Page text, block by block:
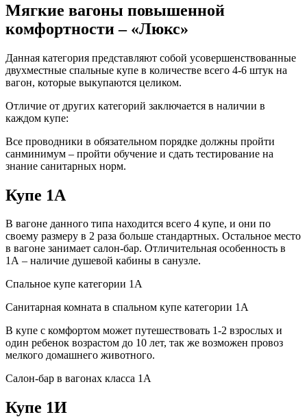
Мягкие вагоны повышенной
комфортности – «Люкс»
Данная категория представляют собой усовершенствованные
двухместные спальные купе в количестве всего 4-6 штук на
вагон, которые выкупаются целиком.
Отличие от других категорий заключается в наличии в
каждом купе:
Все проводники в обязательном порядке должны пройти
санминимум – пройти обучение и сдать тестирование на
знание санитарных норм.
Купе 1А
В вагоне данного типа находится всего 4 купе, и они по
своему размеру в 2 раза больше стандартных. Остальное место
в вагоне занимает салон-бар. Отличительная особенность в
1А – наличие душевой кабины в санузле.
Спальное купе категории 1А
Санитарная комната в спальном купе категории 1А
В купе с комфортом может путешествовать 1-2 взрослых и
один ребенок возрастом до 10 лет, так же возможен провоз
мелкого домашнего животного.
Салон-бар в вагонах класса 1А
Купе 1И